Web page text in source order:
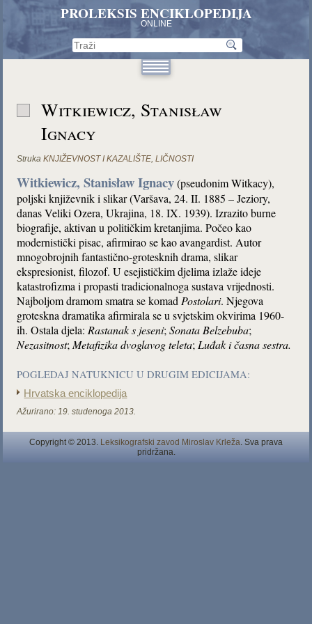
PROLEKSIS ENCIKLOPEDIJA
ONLINE
Witkiewicz, Stanisław
Ignacy
Struka KNJIŽEVNOST I KAZALIŠTE,LIČNOSTI
Witkiewicz, Stanisław Ignacy(pseudonim Witkacy),
poljski književnik i slikar (Varšava, 24. II. 1885 – Jeziory,
danas Veliki Ozera, Ukrajina, 18. IX. 1939). Izrazito burne
biografije, aktivan u političkim kretanjima. Počeo kao
modernistički pisac, afirmirao se kao avangardist. Autor
mnogobrojnih fantastično-grotesknih drama, slikar
ekspresionist, filozof. U esejističkim djelima izlaže ideje
katastrofizma i propasti tradicionalnoga sustava vrijednosti.
Najboljom dramom smatra se komad Postolari. Njegova
groteskna dramatika afirmirala se u svjetskim okvirima 1960-
ih. Ostala djela: Rastanak s jeseni;Sonata Belzebuba;
Nezasitnost; Metafizika dvoglavog teleta; Luđak i časna sestra.
POGLEDAJ NATUKNICU U DRUGIM EDICIJAMA:
Hrvatska enciklopedija
Ažurirano: 19. studenoga 2013.
Copyright © 2013. Leksikografski zavod Miroslav Krleža. Sva prava
pridržana.